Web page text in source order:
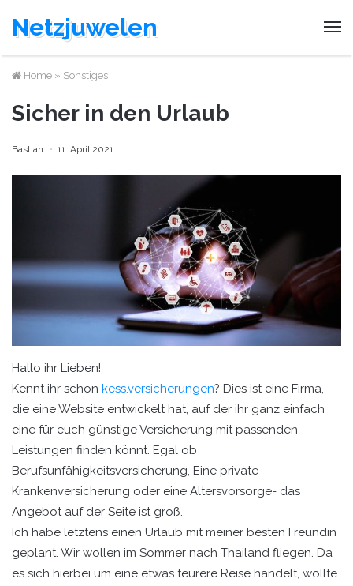
Netzjuwelen
Home » Sonstiges
Sicher in den Urlaub
Bastian 11. April 2021
Hallo ihr Lieben!
Kennt ihr schon kess.versicherungen? Dies ist eine Firma,
die eine Website entwickelt hat, auf der ihr ganz einfach
eine für euch günstige Versicherung mit passenden
Leistungen finden könnt. Egal ob
Berufsunfähigkeitsversicherung, Eine private
Krankenversicherung oder eine Altersvorsorge- das
Angebot auf der Seite ist groß.
Ich habe letztens einen Urlaub mit meiner besten Freundin
geplant. Wir wollen im Sommer nach Thailand fliegen. Da
es sich hierbei um eine etwas teurere Reise handelt, wollte